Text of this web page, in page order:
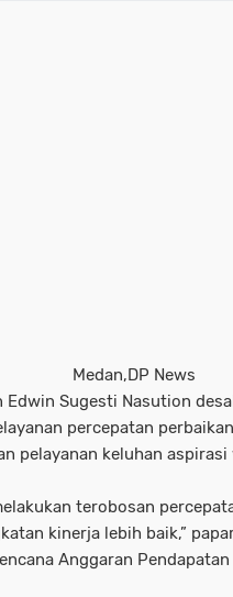
Medan,DP News
Edwin Sugesti Nasution
percepatan
pelayanan keluhan
terobosan
kinerja lebih baik,”
Anggaran